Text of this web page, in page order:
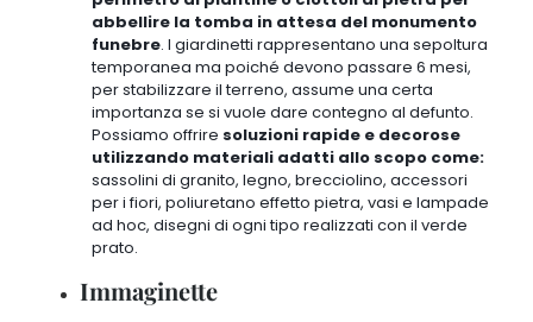
abbellire la tomba in attesa del monumento
funebre. I giardinetti rappresentano una sepoltura
temporanea ma poiché devono passare 6 mesi,
per stabilizzare il terreno, assume una certa
importanza se si vuole dare contegno al defunto.
Possiamo offrire soluzioni rapide e decorose
utilizzando materiali adatti allo scopo come:
sassolini di granito, legno, brecciolino, accessori
per i fiori, poliuretano effetto pietra, vasi e lampade
ad hoc, disegni di ogni tipo realizzati con il verde
prato.
Immaginette